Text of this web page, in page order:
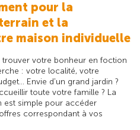
pour la
et la
maison individuelle
votre bonheur en foction
: votre localité, votre
Envie d'un grand jardin ?
toute votre famille ? La
est simple pour accéder
correspondant à vos